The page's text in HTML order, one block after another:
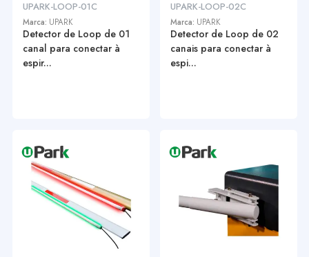
UPARK-LOOP-01C
Marca: UPARK
Detector de Loop de 01
canal para conectar à
espir...
UPARK-LOOP-02C
Marca: UPARK
Detector de Loop de 02
canais para conectar à
espi...